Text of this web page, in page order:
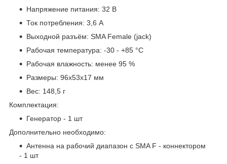
Напряжение питания: 32 В
Ток потребления: 3,6 А
Выходной разъём: SMA Female (jack)
Рабочая температура: -30 - +85 °С
Рабочая влажность: менее 95 %
Размеры: 96х53х17 мм
Вес: 148,5 г
Комплектация:
Генератор - 1 шт
Дополнительно необходимо:
Антенна на рабочий диапазон с SMA F - коннектором
- 1 шт